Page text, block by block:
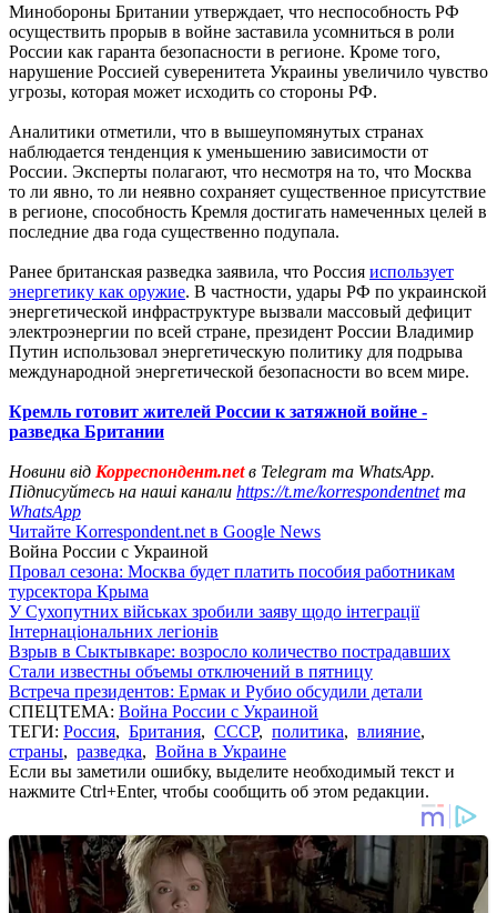
Минобороны Британии утверждает, что неспособность РФ
осуществить прорыв в войне заставила усомниться в роли
России как гаранта безопасности в регионе. Кроме того,
нарушение Россией суверенитета Украины увеличило чувство
угрозы, которая может исходить со стороны РФ.
Аналитики отметили, что в вышеупомянутых странах
наблюдается тенденция к уменьшению зависимости от
России. Эксперты полагают, что несмотря на то, что Москва
то ли явно, то ли неявно сохраняет существенное присутствие
в регионе, способность Кремля достигать намеченных целей в
последние два года существенно подупала.
Ранее британская разведка заявила, что Россия использует
энергетику как оружие. В частности, удары РФ по украинской
энергетической инфраструктуре вызвали массовый дефицит
электроэнергии по всей стране, президент России Владимир
Путин использовал энергетическую политику для подрыва
международной энергетической безопасности во всем мире.
Кремль готовит жителей России к затяжной войне -
разведка Британии
Новини від Корреспондент.netв Telegram та WhatsApp.
Підписуйтесь на наші канали https://t.me/korrespondentnetта
WhatsApp
Читайте Korrespondent.net в Google News
Война России с Украиной
Провал сезона: Москва будет платить пособия работникам
турсектора Крыма
У Сухопутних військах зробили заяву щодо інтеграції
Інтернаціональних легіонів
Взрыв в Сыктывкаре: возросло количество пострадавших
Стали известны объемы отключений в пятницу
Встреча президентов: Ермак и Рубио обсудили детали
СПЕЦТЕМА: Война России с Украиной
ТЕГИ: Россия, Британия, СССР, политика, влияние,
страны, разведка, Война в Украине
Если вы заметили ошибку, выделите необходимый текст и
нажмите Ctrl+Enter, чтобы сообщить об этом редакции.